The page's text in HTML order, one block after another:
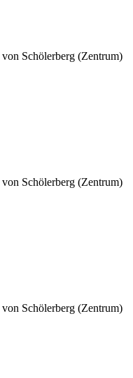
von Schölerberg (Zentrum)
von Schölerberg (Zentrum)
von Schölerberg (Zentrum)